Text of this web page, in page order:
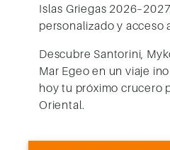
Islas Griegas 2026–2027
personalizado y acceso
Descubre Santorini,
Mar Egeo en un viaje
hoy tu próximo crucero
Oriental.